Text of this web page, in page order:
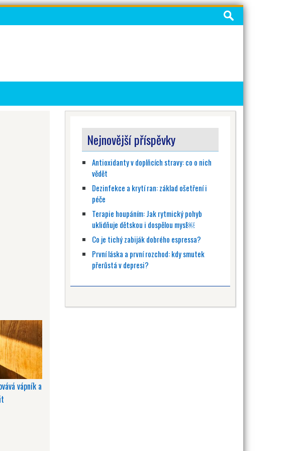
Vyhledávání
vápník a
Nejnovější příspěvky
Antioxidanty v doplňcích stravy: co o nich
vědět
Dezinfekce a krytí ran: základ ošetření i
péče
Terapie houpáním: Jak rytmický pohyb
uklidňuje dětskou i dospělou mysl￼
Co je tichý zabiják dobrého espressa?
První láska a první rozchod: kdy smutek
přerůstá v depresi?